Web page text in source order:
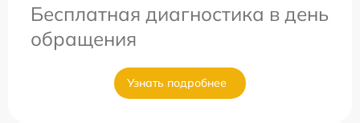
Бесплатная диагностика в день
обращения
Узнать подробнее